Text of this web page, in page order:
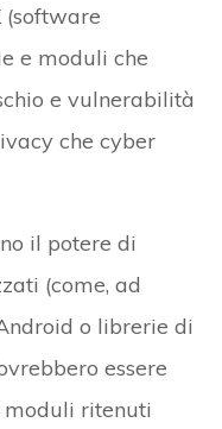
(software
e moduli che
e vulnerabilità
che cyber
il potere di
(come, ad
o librerie di
essere
ritenuti